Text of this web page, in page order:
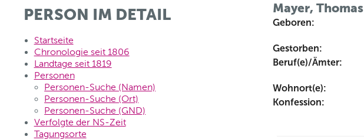
PERSON IM DETAIL
Startseite
Chronologie seit 1806
Landtage seit 1819
Personen
Personen-Suche (Namen)
Personen-Suche (Ort)
Personen-Suche (GND)
Verfolgte der NS-Zeit
Tagungsorte
Mayer, Thomas
Geboren:
Gestorben:
Beruf(e)/Ämter:
Wohnort(e):
Konfession: